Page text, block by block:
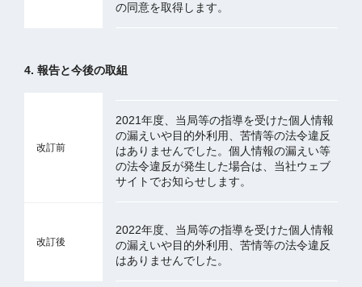
の同意を取得します。
4. 報告と今後の取組
改訂前
2021年度、当局等の指導を受けた個人情報
の漏えいや目的外利用、苦情等の法令違反
はありませんでした。個人情報の漏えい等
の法令違反が発生した場合は、当社ウェブ
サイトでお知らせします。
改訂後
2022年度、当局等の指導を受けた個人情報
の漏えいや目的外利用、苦情等の法令違反
はありませんでした。